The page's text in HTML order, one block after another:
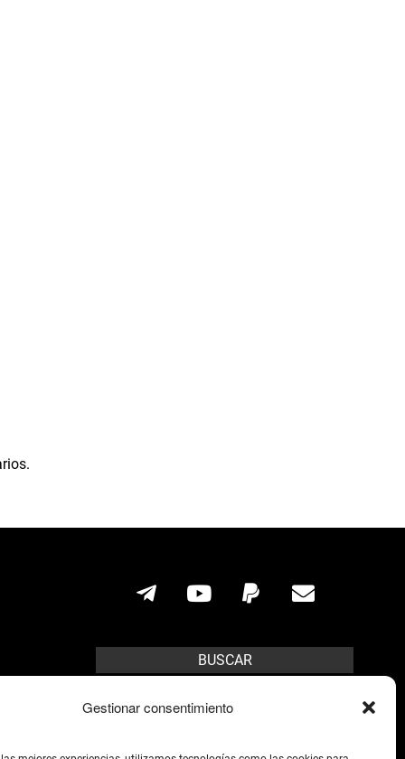
Gestionar consentimiento
BUSCAR